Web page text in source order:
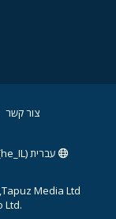
צור קשר
עברית (he_IL)
Media Ltd.
Ltd.